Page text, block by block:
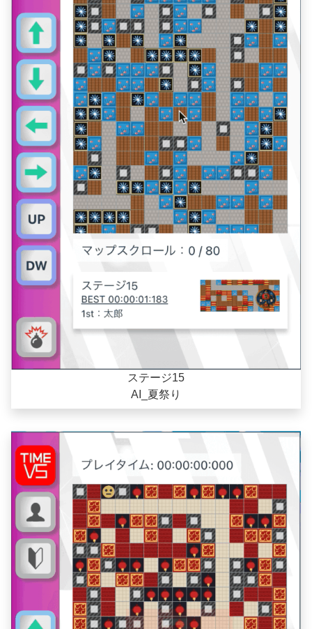
ステージ15
AI_夏祭り